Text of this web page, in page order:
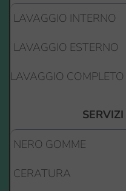
LAVAGGIO INTERNO
LAVAGGIO ESTERNO
LAVAGGIO COMPLETO
NERO GOMME
CERATURA